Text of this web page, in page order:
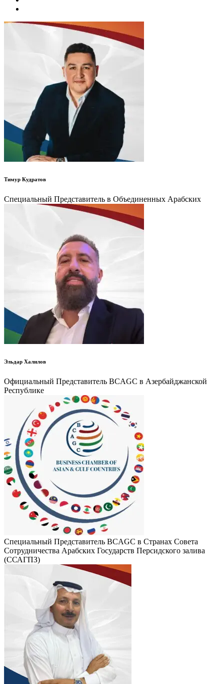
Тимур Кудратов
Специальный Представитель в Объединенных Арабских
Эльдар Халилов
Официальный Представитель BCAGC в Азербайджанской
Республике
Специальный Представитель BCAGC в Странах Совета
Сотрудничества Арабских Государств Персидского залива
(ССАГПЗ)